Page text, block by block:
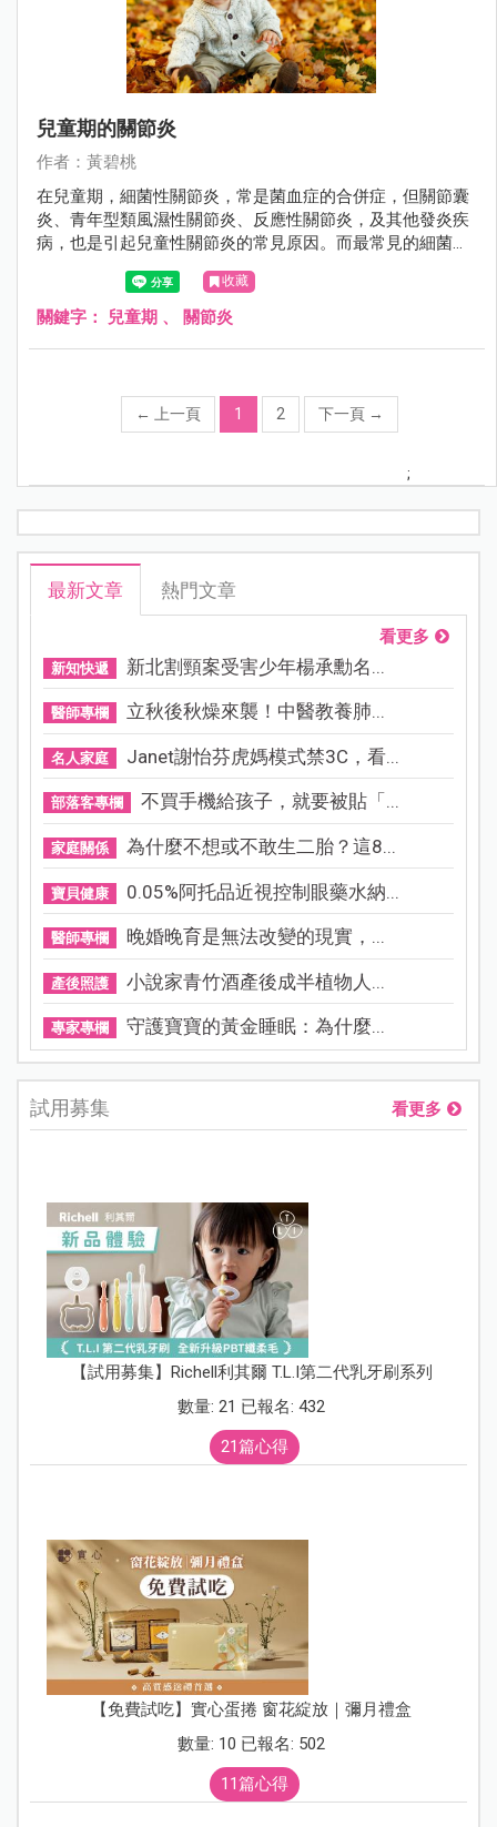
兒童期的關節炎
作者：黃碧桃
在兒童期，細菌性關節炎，常是菌血症的合併症，但關節囊
炎、青年型類風濕性關節炎、反應性關節炎，及其他發炎疾
病，也是引起兒童性關節炎的常見原因。而最常見的細菌性
關節炎，必須抽血或抽關節液培養，才能找到病原菌，故常
常無法及早正確診斷。
收藏
關鍵字： 兒童期 、 關節炎
← 上一頁 1 2 下一頁 →
;
最新文章 熱門文章
看更多
新知快遞 新北割頸案受害少年楊承勳名...
醫師專欄 立秋後秋燥來襲！中醫教養肺...
名人家庭 Janet謝怡芬虎媽模式禁3C，看...
部落客專欄 不買手機給孩子，就要被貼「...
家庭關係 為什麼不想或不敢生二胎？這8...
寶貝健康 0.05%阿托品近視控制眼藥水納...
醫師專欄 晚婚晚育是無法改變的現實，...
產後照護 小說家青竹酒產後成半植物人...
專家專欄 守護寶寶的黃金睡眠：為什麼...
試用募集 看更多
【試用募集】Richell利其爾 T.L.I第二代乳牙刷系列
數量: 21 已報名: 432
21篇心得
【免費試吃】實心蛋捲 窗花綻放｜彌月禮盒
數量: 10 已報名: 502
11篇心得